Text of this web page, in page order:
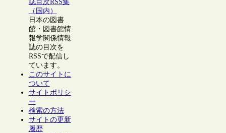
誌目次RSS集
（国内）
日本の図書
館・図書館情
報学関係情報
誌の目次を
RSSで配信し
ています。
このサイトに
ついて
サイトポリシ
ー
検索の方法
サイトの更新
履歴